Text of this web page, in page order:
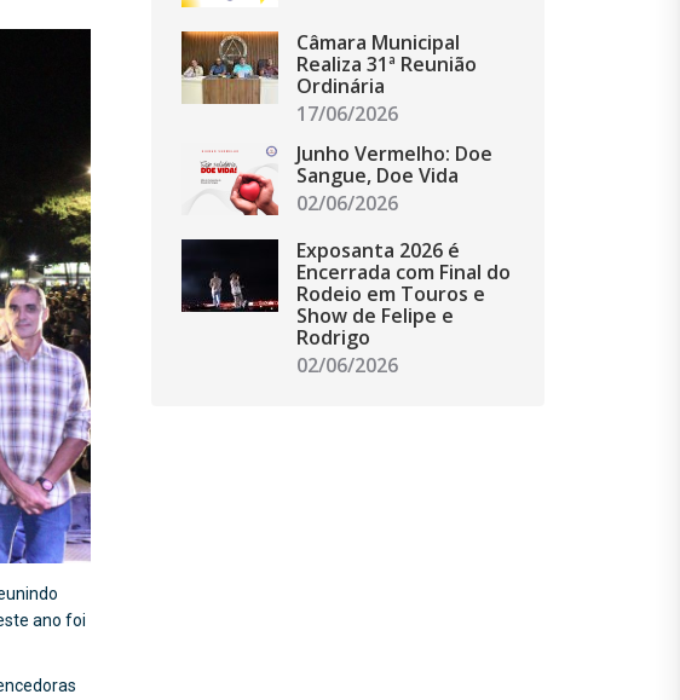
ano foi
Câmara Municipal
Realiza 31ª Reunião
Ordinária
17/06/2026
Junho Vermelho: Doe
Sangue, Doe Vida
02/06/2026
Exposanta 2026 é
Encerrada com Final do
Rodeio em Touros e
Show de Felipe e
Rodrigo
02/06/2026